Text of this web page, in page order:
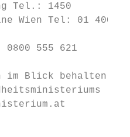
Tel.: 1450
Wien Tel: 01 4000
0800 555 621
im Blick behalten